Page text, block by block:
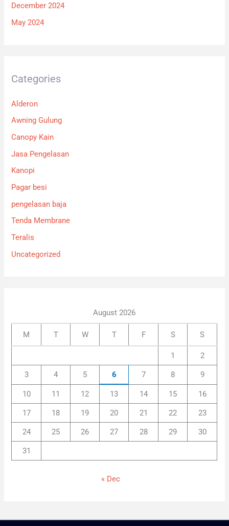
December 2024
May 2024
Categories
Alderon
Awning Gulung
Canopy Kain
Jasa Pengelasan
Kanopi
Pagar besi
pengelasan baja
Tenda Membrane
Teralis
Uncategorized
August 2026
M T W T F S S
1 2
3 4 5 6 7 8 9
10 11 12 13 14 15 16
17 18 19 20 21 22 23
24 25 26 27 28 29 30
31
« Dec